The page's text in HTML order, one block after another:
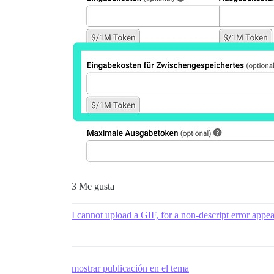
3 Me gusta
I cannot upload a GIF, for a non-descript error
mostrar publicación en el tema